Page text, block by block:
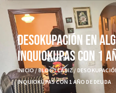
Desokupación en
Inquiokupas con 1
INICIO/BLOG/CÁDIZ /
INQUIOKUPAS CON 1 AÑO DE DEUDA